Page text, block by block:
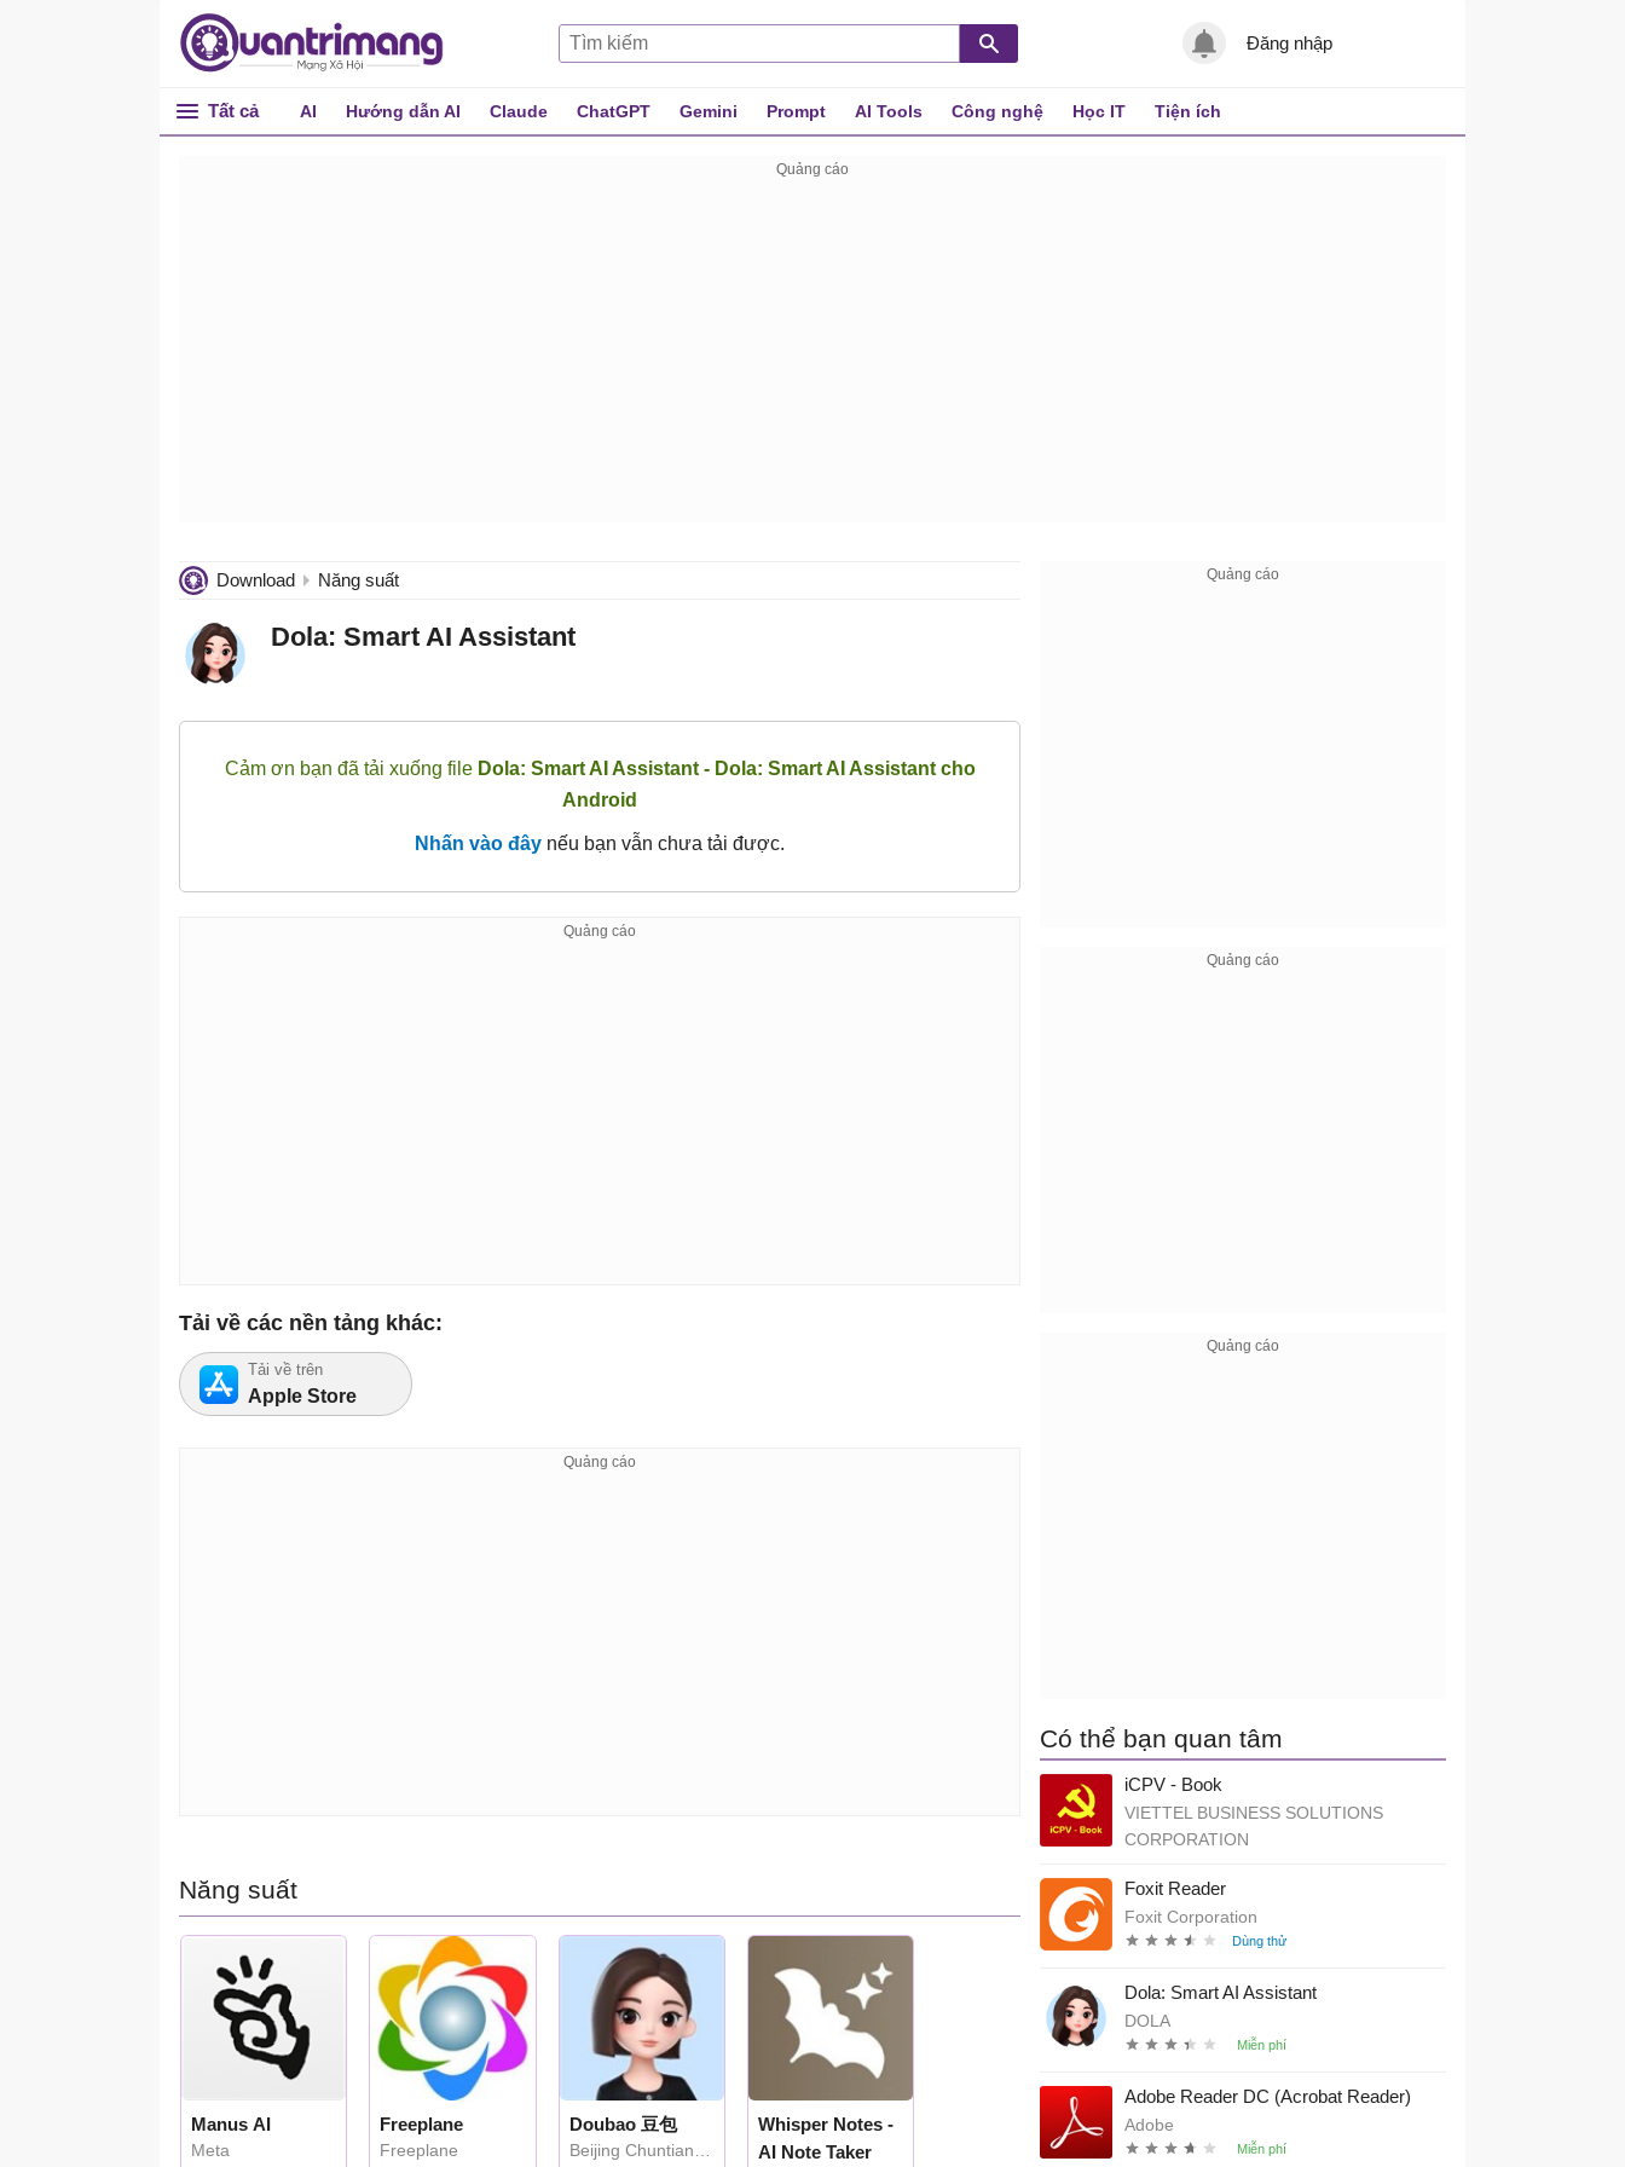
Đăng nhập
Tất cả AI Hướng dẫn AI Claude ChatGPT Gemini Prompt AI Tools Công nghệ Học IT Tiện ích
Download Năng suất
Dola: Smart AI Assistant
Cảm ơn bạn đã tải xuống file Dola: Smart AI Assistant - Dola: Smart AI Assistant cho
Android
Nhấn vào đây nếu bạn vẫn chưa tải được.
Tải về các nền tảng khác:
Tải về trên
Apple Store
Năng suất
Manus AI
Meta
Freeplane
Freeplane
Doubao 豆包
Beijing Chuntian
Whisper Notes -
AI Note Taker
Có thể bạn quan tâm
iCPV - Book
VIETTEL BUSINESS SOLUTIONS
CORPORATION
Foxit Reader
Foxit Corporation
Dola: Smart AI Assistant
DOLA
Adobe Reader DC (Acrobat Reader)
Adobe